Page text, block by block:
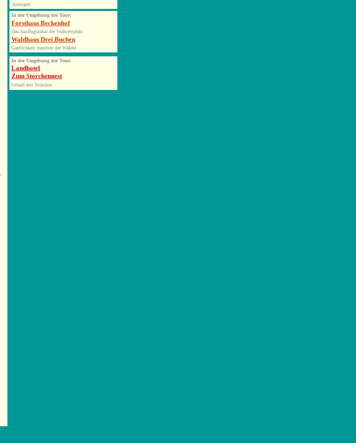
Anzeigen:
In der Umgebung der Tour:
Forsthaus Beckenhof
Das Ausflugslokal der Südwestpfalz
Waldhaus Drei Buchen
Gastlichkeit inmitten der Wälder
In der Umgebung der Tour:
Landhotel
Zum Storchennest
Urlaub mit Störchen